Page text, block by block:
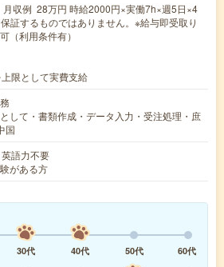
収例 28万円 時給2000円×実働7h×週5日×4
証するものではありません。※給与即受取り
（利用条件有）
限として実費支給
して・書類作成・データ入力・受注処理・庶
国
語力不要
がある方
30代 40代 50代
60代